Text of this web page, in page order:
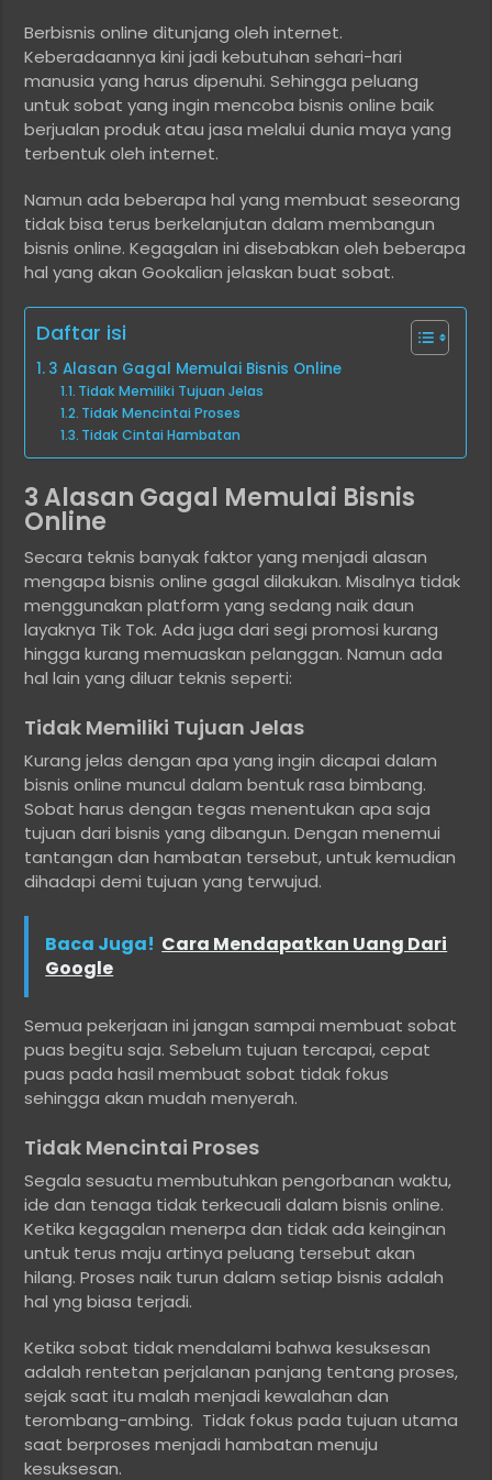
Berbisnis online ditunjang oleh internet.
Keberadaannya kini jadi kebutuhan sehari-hari
manusia yang harus dipenuhi. Sehingga peluang
untuk sobat yang ingin mencoba bisnis online baik
berjualan produk atau jasa melalui dunia maya yang
terbentuk oleh internet.
Namun ada beberapa hal yang membuat seseorang
tidak bisa terus berkelanjutan dalam membangun
bisnis online. Kegagalan ini disebabkan oleh beberapa
hal yang akan Gookalian jelaskan buat sobat.
Daftar isi
3 Alasan Gagal Memulai Bisnis Online
Tidak Memiliki Tujuan Jelas
Tidak Mencintai Proses
Tidak Cintai Hambatan
3 Alasan Gagal Memulai Bisnis
Online
Secara teknis banyak faktor yang menjadi alasan
mengapa bisnis online gagal dilakukan. Misalnya tidak
menggunakan platform yang sedang naik daun
layaknya Tik Tok. Ada juga dari segi promosi kurang
hingga kurang memuaskan pelanggan. Namun ada
hal lain yang diluar teknis seperti:
Tidak Memiliki Tujuan Jelas
Kurang jelas dengan apa yang ingin dicapai dalam
bisnis online muncul dalam bentuk rasa bimbang.
Sobat harus dengan tegas menentukan apa saja
tujuan dari bisnis yang dibangun. Dengan menemui
tantangan dan hambatan tersebut, untuk kemudian
dihadapi demi tujuan yang terwujud.
Baca Juga! Cara Mendapatkan Uang Dari
Google
Semua pekerjaan ini jangan sampai membuat sobat
puas begitu saja. Sebelum tujuan tercapai, cepat
puas pada hasil membuat sobat tidak fokus
sehingga akan mudah menyerah.
Tidak Mencintai Proses
Segala sesuatu membutuhkan pengorbanan waktu,
ide dan tenaga tidak terkecuali dalam bisnis online.
Ketika kegagalan menerpa dan tidak ada keinginan
untuk terus maju artinya peluang tersebut akan
hilang. Proses naik turun dalam setiap bisnis adalah
hal yng biasa terjadi.
Ketika sobat tidak mendalami bahwa kesuksesan
adalah rentetan perjalanan panjang tentang proses,
sejak saat itu malah menjadi kewalahan dan
terombang-ambing. Tidak fokus pada tujuan utama
saat berproses menjadi hambatan menuju
kesuksesan.